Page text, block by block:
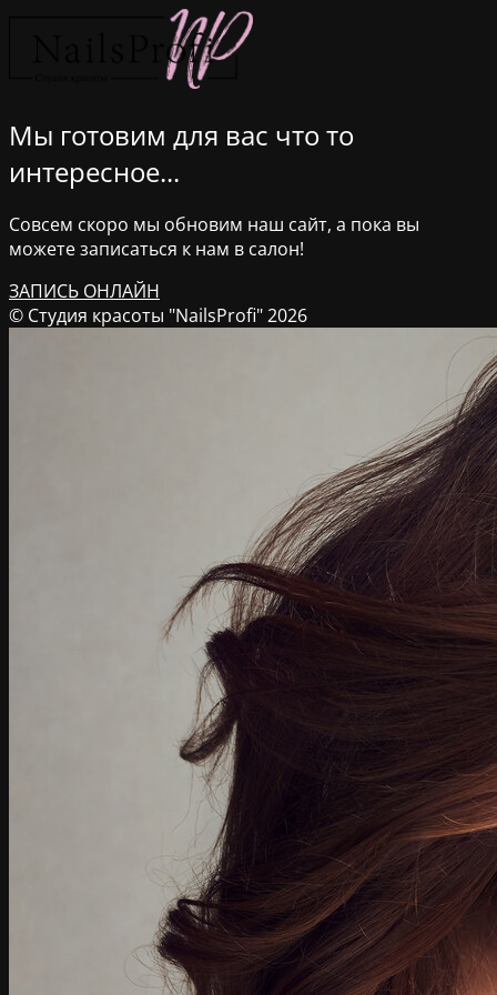
Мы готовим для вас что то
интересное...
Совсем скоро мы обновим наш сайт, а пока вы
можете записаться к нам в салон!
ЗАПИСЬ ОНЛАЙН
© Студия красоты "NailsProfi" 2026